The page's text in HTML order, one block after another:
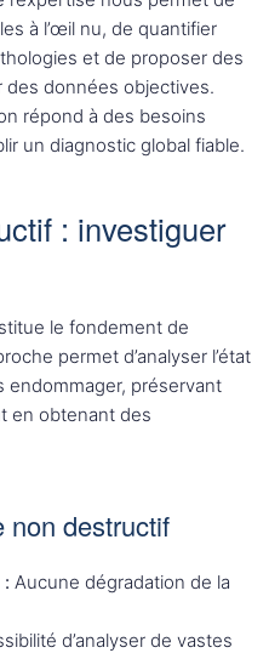
à l’œil nu, de quantifier
et de proposer des
des données objectives.
répond à des besoins
un diagnostic global fiable.
: investiguer
le fondement de
permet d’analyser l’état
endommager, préservant
en obtenant des
non destructif
Aucune dégradation de la
d’analyser de vastes